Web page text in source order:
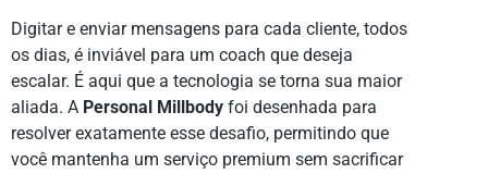
Digitar e enviar mensagens para cada cliente, todos
os dias, é inviável para um coach que deseja
escalar. É aqui que a tecnologia se torna sua maior
aliada. A Personal Millbody foi desenhada para
resolver exatamente esse desafio, permitindo que
você mantenha um serviço premium sem sacrificar